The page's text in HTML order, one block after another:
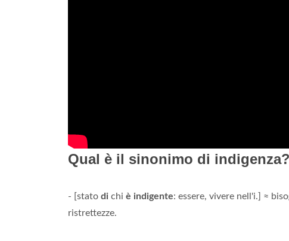
Qual è il sinonimo di indigenza?
- [stato di chi è indigente: essere, vivere nell'i.] ≈
ristrettezze.